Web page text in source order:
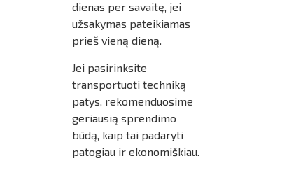
dienas per savaitę, jei
užsakymas pateikiamas
prieš vieną dieną.
Jei pasirinksite
transportuoti techniką
patys, rekomenduosime
geriausią sprendimo
būdą, kaip tai padaryti
patogiau ir ekonomiškiau.